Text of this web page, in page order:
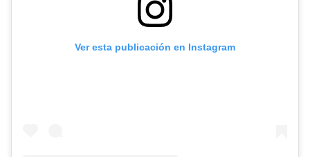
Ver esta publicación en Instagram